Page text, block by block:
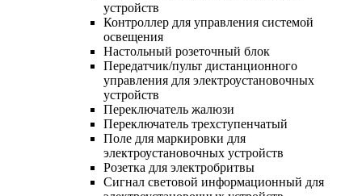
устройств
Контроллер для управления системой
освещения
Настольный розеточный блок
Передатчик/пульт дистанционного
управления для электроустановочных
устройств
Переключатель жалюзи
Переключатель трехступенчатый
Поле для маркировки для
электроустановочных устройств
Розетка для электробритвы
Сигнал световой информационный для